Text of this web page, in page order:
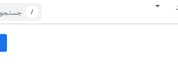
/